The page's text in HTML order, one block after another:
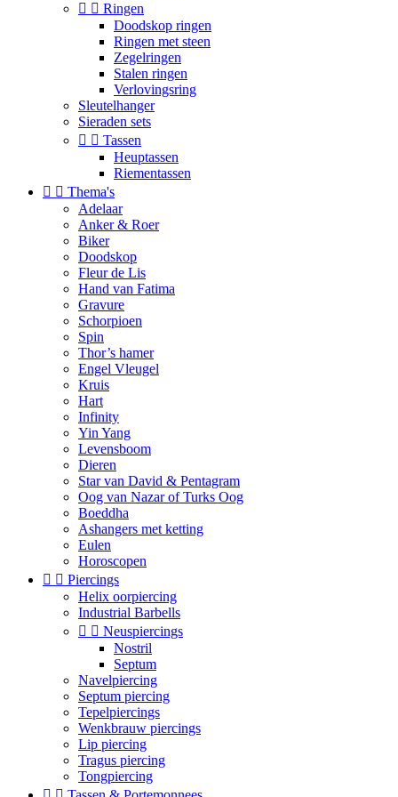
  Ringen
Doodskop ringen
Ringen met steen
Zegelringen
Stalen ringen
Verlovingsring
Sleutelhanger
Sieraden sets
  Tassen
Heuptassen
Riementassen
  Thema's
Adelaar
Anker & Roer
Biker
Doodskop
Fleur de Lis
Hand van Fatima
Gravure
Schorpioen
Spin
Thor’s hamer
Engel Vleugel
Kruis
Hart
Infinity
Yin Yang
Levensboom
Dieren
Star van David & Pentagram
Oog van Nazar of Turks Oog
Boeddha
Ashangers met ketting
Eulen
Horoscopen
  Piercings
Helix oorpiercing
Industrial Barbells
  Neuspiercings
Nostril
Septum
Navelpiercing
Septum piercing
Tepelpiercings
Wenkbrauw piercings
Lip piercing
Tragus piercing
Tongpiercing